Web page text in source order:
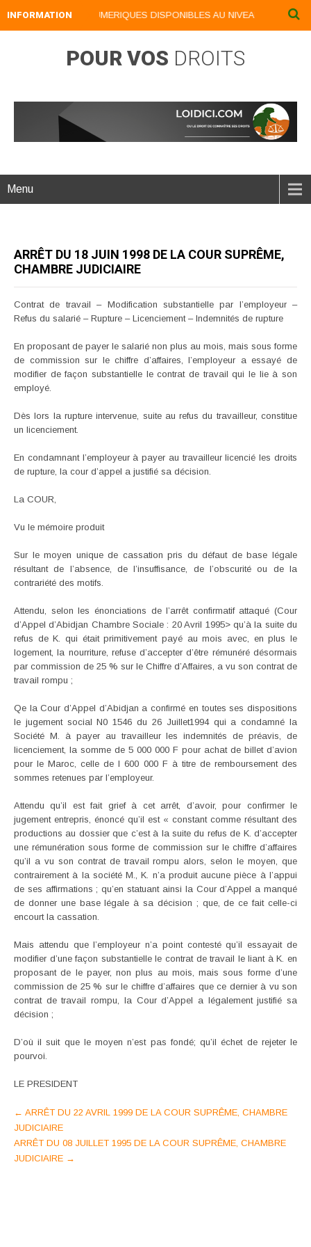
INFORMATION
NOS LIVRES NUMERIQUES DISPONIBLES AU NIVEAU DU MENU
POUR VOS DROITS
Menu
ARRÊT DU 18 JUIN 1998 DE LA COUR SUPRÊME,
CHAMBRE JUDICIAIRE
Contrat de travail – Modification substantielle par l’employeur –
Refus du salarié – Rupture – Licenciement – Indemnités de rupture
En proposant de payer le salarié non plus au mois, mais sous forme
de commission sur le chiffre d’affaires, l’employeur a essayé de
modifier de façon substantielle le contrat de travail qui le lie à son
employé.
Dès lors la rupture intervenue, suite au refus du travailleur, constitue
un licenciement.
En condamnant l’employeur à payer au travailleur licencié les droits
de rupture, la cour d’appel a justifié sa décision.
La COUR,
Vu le mémoire produit
Sur le moyen unique de cassation pris du défaut de base légale
résultant de l’absence, de l’insuffisance, de l’obscurité ou de la
contrariété des motifs.
Attendu, selon les énonciations de l’arrêt confirmatif attaqué (Cour
d’Appel d’Abidjan Chambre Sociale : 20 Avril 1995> qu’à la suite du
refus de K. qui était primitivement payé au mois avec, en plus le
logement, la nourriture, refuse d’accepter d’être rémunéré désormais
par commission de 25 % sur le Chiffre d’Affaires, a vu son contrat de
travail rompu ;
Qe la Cour d’Appel d’Abidjan a confirmé en toutes ses dispositions
le jugement social N0 1546 du 26 Juillet1994 qui a condamné la
Société M. à payer au travailleur les indemnités de préavis, de
licenciement, la somme de 5 000 000 F pour achat de billet d’avion
pour le Maroc, celle de I 600 000 F à titre de remboursement des
sommes retenues par l’employeur.
Attendu qu’il est fait grief à cet arrêt, d’avoir, pour confirmer le
jugement entrepris, énoncé qu’il est « constant comme résultant des
productions au dossier que c’est à la suite du refus de K. d’accepter
une rémunération sous forme de commission sur le chiffre d’affaires
qu’il a vu son contrat de travail rompu alors, selon le moyen, que
contrairement à la société M., K. n’a produit aucune pièce à l’appui
de ses affirmations ; qu’en statuant ainsi la Cour d’Appel a manqué
de donner une base légale à sa décision ; que, de ce fait celle-ci
encourt la cassation.
Mais attendu que l’employeur n’a point contesté qu’il essayait de
modifier d’une façon substantielle le contrat de travail le liant à K. en
proposant de le payer, non plus au mois, mais sous forme d’une
commission de 25 % sur le chiffre d’affaires que ce dernier à vu son
contrat de travail rompu, la Cour d’Appel a légalement justifié sa
décision ;
D’où il suit que le moyen n’est pas fondé; qu’il échet de rejeter le
pourvoi.
LE PRESIDENT
Post
navigation
← ARRÊT DU 22 AVRIL 1999 DE LA COUR SUPRÊME, CHAMBRE
JUDICIAIRE
ARRÊT DU 08 JUILLET 1995 DE LA COUR SUPRÊME, CHAMBRE
JUDICIAIRE →